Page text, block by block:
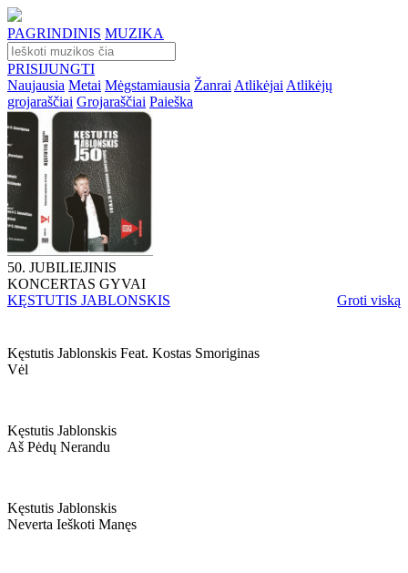
PAGRINDINIS MUZIKA
PRISIJUNGTI
Naujausia Metai Mėgstamiausia Žanrai Atlikėjai Atlikėjų
grojaraščiai Grojaraščiai Paieška
50. JUBILIEJINIS
KONCERTAS GYVAI
KĘSTUTIS JABLONSKIS
Groti viską
Kęstutis Jablonskis Feat. Kostas Smoriginas
Vėl
Kęstutis Jablonskis
Aš Pėdų Nerandu
Kęstutis Jablonskis
Neverta Ieškoti Manęs